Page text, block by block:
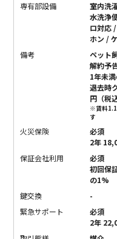
専有部設備
室内洗
水洗浄
ロ対応
ホン /
備考
ペット
解約予
1年未
退去時
円（税込
※賃料1.1
す
火災保険
必須
2年
保証会社利用
必須
初回保
の1%
鍵交換
-
緊急サポート
必須
2年